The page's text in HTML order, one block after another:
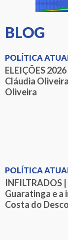
BLOG
POLÍTICA
ELEIÇÕES
Cláudia
Oliveira
POLÍTICA
INFILTRADOS
Guaratinga e a
Costa do